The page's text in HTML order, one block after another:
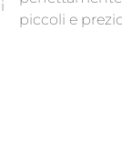
piccoli e